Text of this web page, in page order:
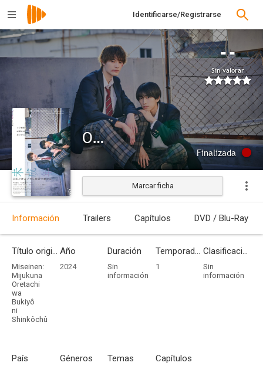
Identificarse/Registrarse
--
Sin valorar
Our Youh
Finalizada
Marcar ficha
Información Trailers Capítulos DVD / Blu-Ray
Título original
Miseinen:
Mijukuna
Oretachi
wa
Bukiyô
ni
Shinkôchû
Año
2024
Duración
Sin
información
Temporadas
1
Clasificación por edades
Sin
información
País Géneros Temas Capítulos